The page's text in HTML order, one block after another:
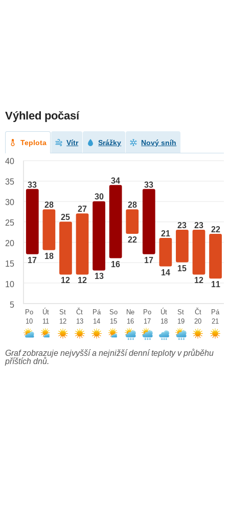
Výhled počasí
Teplota Vítr Srážky Nový sníh
33
17
28
18
25
12
27
12
30
13
34
16
28
22
33
17
21
14
23
15
23
12
22
11
40
35
30
25
20
15
10
5
Po
10
Út
11
St
12
Čt
13
Pá
14
So
15
Ne
16
Po
17
Út
18
St
19
Čt
20
Pá
21
Graf zobrazuje nejvyšší a nejnižší denní teploty v průběhu
příštích dnů.